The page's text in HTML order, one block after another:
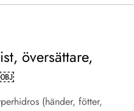
översättare,
(händer, fötter,